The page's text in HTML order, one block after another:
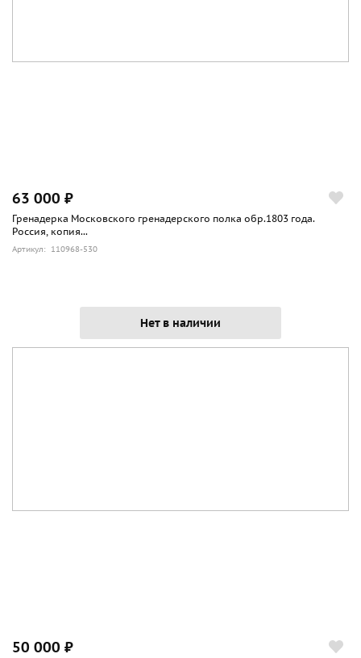
63 000 ₽
Гренадерка Московского гренадерского полка обр.1803 года.
Россия, копия...
Артикул: 110968-530
Нет в наличии
50 000 ₽